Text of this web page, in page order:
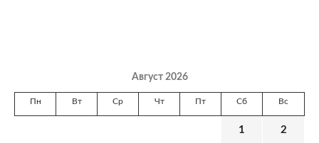
Август 2026
Пн Вт Ср Чт Пт Сб Вс
1 2